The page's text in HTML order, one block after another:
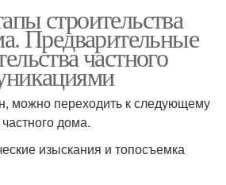
строительства
Предварительные
частного
можно переходить к следующему
дома.
изыскания и топосъемка